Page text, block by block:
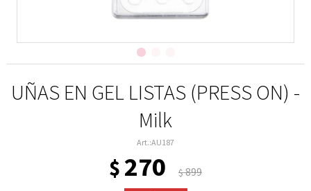
UÑAS EN GEL LISTAS (PRESS ON) -
Milk
AU187
$ 270 $899